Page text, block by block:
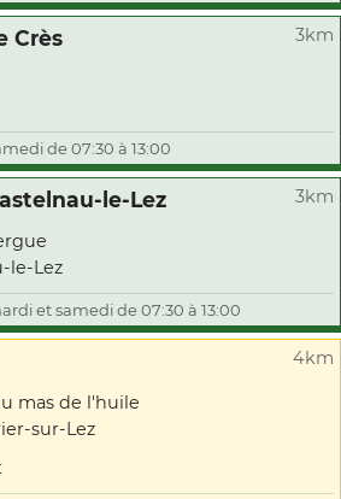
Crès 3km
de 07:30 à 13:00
le-Lez 3km
le-Lez
et samedi de 07:30 à 13:00
4km
mas de l'huile
sur-Lez